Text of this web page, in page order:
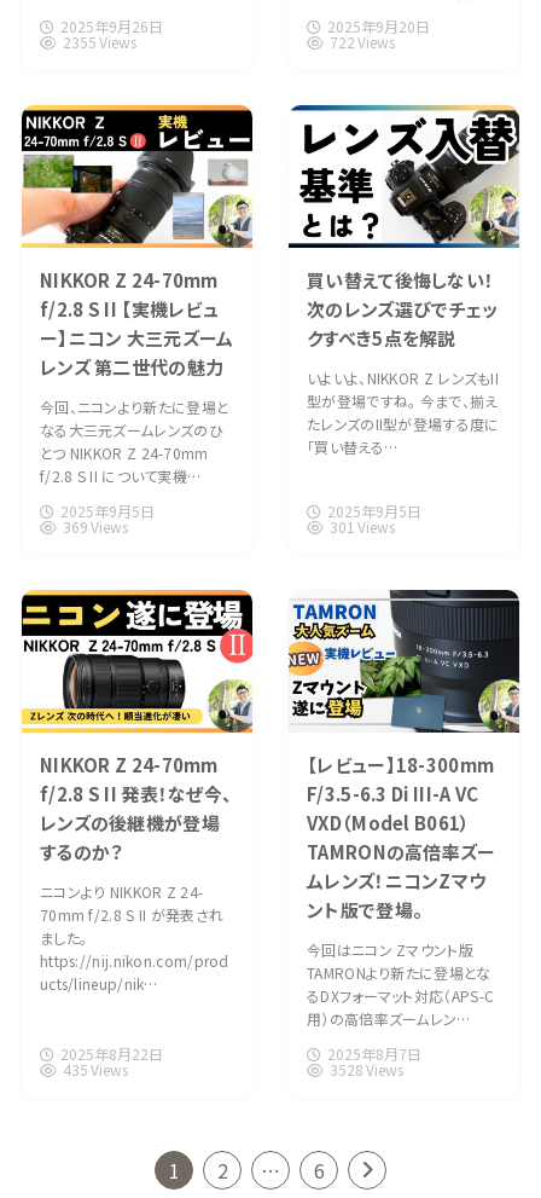
2025年9月26日
2355 Views
2025年9月20日
722 Views
NIKKOR Z 24-70mm
f/2.8 S II 【実機レビュ
ー】ニコン 大三元ズーム
レンズ 第二世代の魅力
今回、ニコンより新たに登場と
なる大三元ズームレンズのひ
とつ NIKKOR Z 24-70mm
f/2.8 S II について実機…
2025年9月5日
369 Views
買い替えて後悔しない！
次のレンズ選びでチェッ
クすべき5点を解説
いよいよ、NIKKOR Z レンズもII
型が登場ですね。 今まで、揃え
たレンズのII型が登場する度に
「買い替える…
2025年9月5日
301 Views
NIKKOR Z 24-70mm
f/2.8 S II 発表！なぜ今、
レンズの後継機が登場
するのか？
ニコンより NIKKOR Z 24-
70mm f/2.8 S II が発表され
ました。
https://nij.nikon.com/prod
ucts/lineup/nik…
2025年8月22日
435 Views
【レビュー】18-300mm
F/3.5-6.3 Di III-A VC
VXD（Model B061）
TAMRONの高倍率ズー
ムレンズ！ニコンZマウ
ント版で登場。
今回はニコン Zマウント版
TAMRONより新たに登場とな
るDXフォーマット対応（APS-C
用）の高倍率ズームレン…
2025年8月7日
3528 Views
1 2 … 6